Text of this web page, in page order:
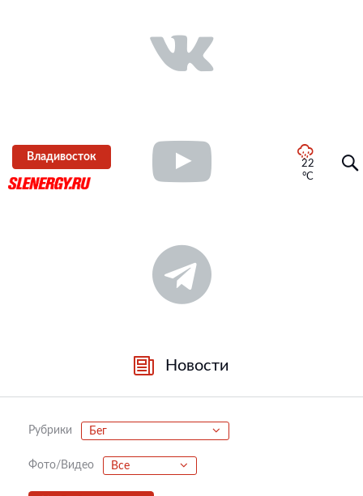
Владивосток
22
°C
Новости
Рубрики Бег
Фото/Видео Все